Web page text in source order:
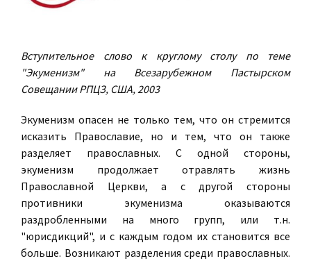
Вступительное слово к круглому столу по теме
"Экуменизм" на Всезарубежном Пастырском
Совещании РПЦЗ, США, 2003
Экуменизм опасен не только тем, что он стремится
исказить Православие, но и тем, что он также
разделяет православных. С одной стороны,
экуменизм продолжает отравлять жизнь
Православной Церкви, а с другой стороны
противники экуменизма оказываются
раздробленными на много групп, или т.н.
"юрисдикций", и с каждым годом их становится все
больше. Возникают разделения среди православных.